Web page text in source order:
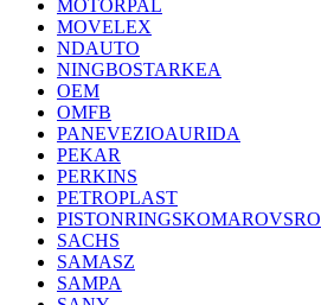
MOTORPAL
MOVELEX
NDAUTO
NINGBOSTARKEA
OEM
OMFB
PANEVEZIOAURIDA
PEKAR
PERKINS
PETROPLAST
PISTONRINGSKOMAROVSRO
SACHS
SAMASZ
SAMPA